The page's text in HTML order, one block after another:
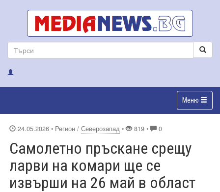
Меню
24.05.2026 • Регион / Северозапад • 819 • 0
Самолетно пръскане срещу
ларви на комари ще се
извърши на 26 май в област